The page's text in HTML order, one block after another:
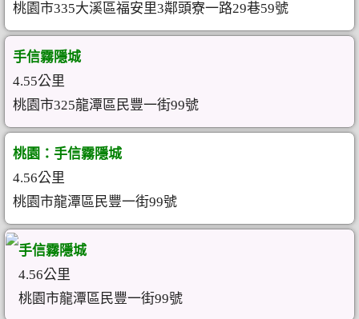
桃園市335大溪區福安里3鄰頭寮一路29巷59號
手信霧隱城
4.55公里
桃園市325龍潭區民豐一街99號
桃園：手信霧隱城
4.56公里
桃園市龍潭區民豐一街99號
手信霧隱城
4.56公里
桃園市龍潭區民豐一街99號